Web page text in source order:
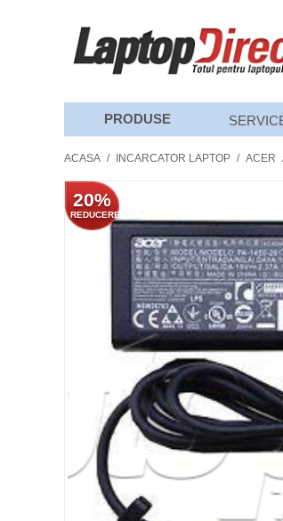
PRODUSE
ACASA / INCARCATOR LAPTOP / ACER
20%
REDUCERE